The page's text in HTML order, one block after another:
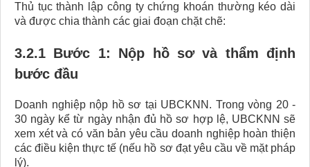
Thủ tục thành lập công ty chứng khoán thường kéo dài
và được chia thành các giai đoạn chặt chẽ:
3.2.1 Bước 1: Nộp hồ sơ và thẩm định
bước đầu
Doanh nghiệp nộp hồ sơ tại UBCKNN. Trong vòng 20 -
30 ngày kể từ ngày nhận đủ hồ sơ hợp lệ, UBCKNN sẽ
xem xét và có văn bản yêu cầu doanh nghiệp hoàn thiện
các điều kiện thực tế (nếu hồ sơ đạt yêu cầu về mặt pháp
lý).